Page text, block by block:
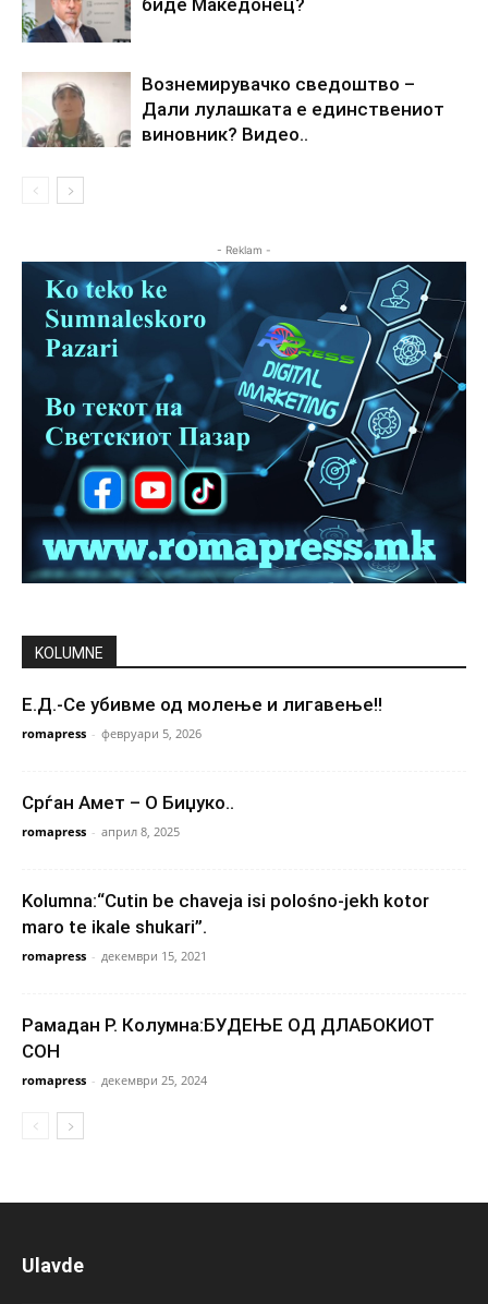
биде Македонец?
Вознемирувачко сведоштво –
Дали лулашката е единствениот
виновник? Видео..
- Reklam -
KOLUMNE
Е.Д.-Се убивме од молење и лигавење!!
romapress - февруари 5, 2026
Срѓан Амет – О Биџуко..
romapress - април 8, 2025
Kolumna:“Cutin be chaveja isi polośno-jekh kotor
maro te ikale shukari”.
romapress - декември 15, 2021
Рамадан Р. Колумна:БУДЕЊЕ ОД ДЛАБОКИОТ
СОН
romapress - декември 25, 2024
Ulavde